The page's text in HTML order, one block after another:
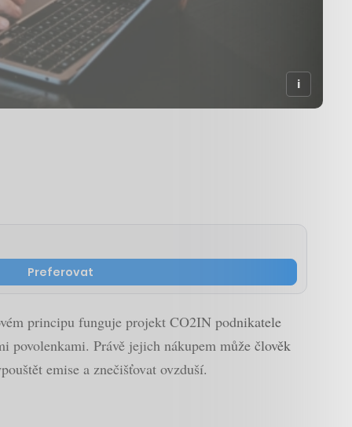
Preferovat
principu funguje projekt CO2IN podnikatele
povolenkami. Právě jejich nákupem může člověk
emise a znečišťovat ovzduší.